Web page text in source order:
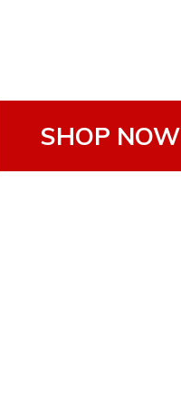
SHOP NOW